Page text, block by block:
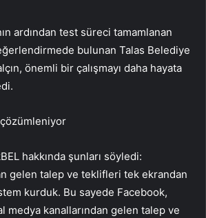
ardından test süreci tamamlanan
bulunan Talas Belediye
önemli bir çalışmayı daha hayata
çözümleniyor
hakkında şunları söyledi:
gelen talep ve teklifleri tek ekrandan
kurduk. Bu sayede Facebook,
medya kanallarından gelen talep ve